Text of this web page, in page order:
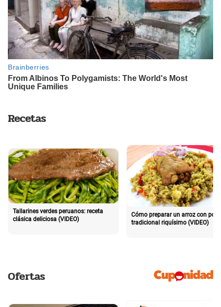
Recetas
Tallarines verdes peruanos: receta
clásica deliciosa (VIDEO)
Cómo preparar un arroz con pollo
tradicional riquísimo (VIDEO)
Ofertas